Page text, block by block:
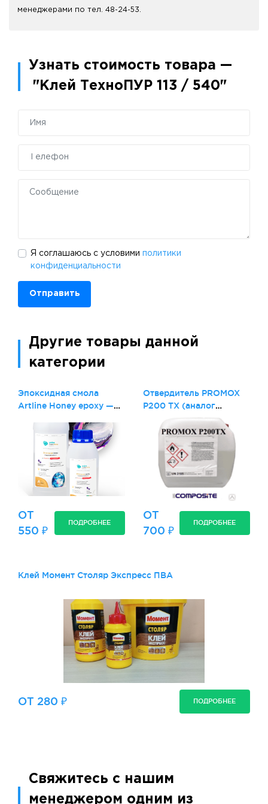
менеджерами по тел. 48-24-53.
Узнать стоимость товара —
"Клей ТехноПУР 113 / 540"
Я соглашаюсь с условими политики
конфиденциальности
Отправить
Другие товары данной
категории
Эпоксидная смола
Artline Honey epoxy —
компонентная
ОТ
550 ₽
ПОДРОБНЕЕ
Отвердитель PROMOX
P200 TX (аналог
ОТ
700 ₽
ПОДРОБНЕЕ
Клей Момент Столяр Экспресс ПВА
ОТ 280 ₽ ПОДРОБНЕЕ
Свяжитесь с нашим
менеджером одним из